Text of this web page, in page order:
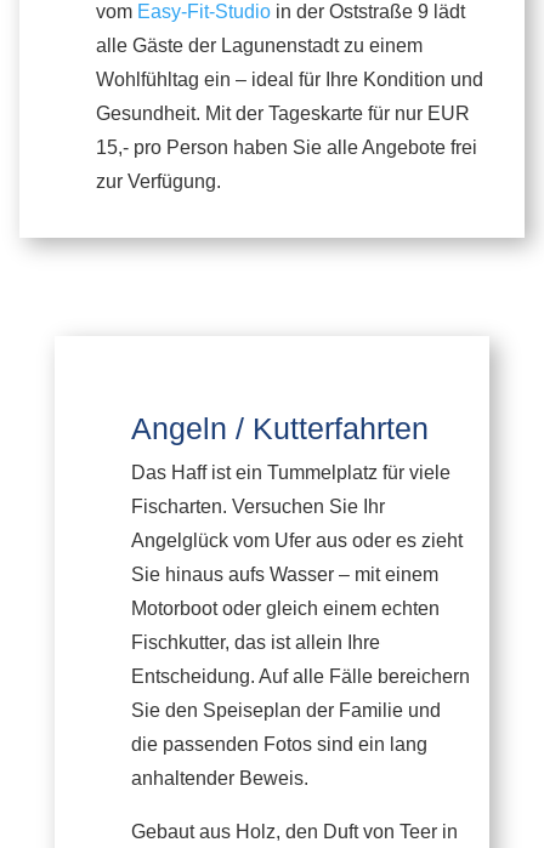
vom Easy-Fit-Studio in der Oststraße 9 lädt
alle Gäste der Lagunenstadt zu einem
Wohlfühltag ein – ideal für Ihre Kondition und
Gesundheit. Mit der Tageskarte für nur EUR
15,- pro Person haben Sie alle Angebote frei
zur Verfügung.
Angeln / Kutterfahrten
Das Haff ist ein Tummelplatz für viele
Fischarten. Versuchen Sie Ihr
Angelglück vom Ufer aus oder es zieht
Sie hinaus aufs Wasser – mit einem
Motorboot oder gleich einem echten
Fischkutter, das ist allein Ihre
Entscheidung. Auf alle Fälle bereichern
Sie den Speiseplan der Familie und
die passenden Fotos sind ein lang
anhaltender Beweis.
Gebaut aus Holz, den Duft von Teer in